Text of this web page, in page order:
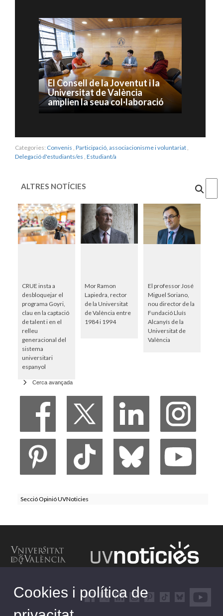
El Consell de la Joventut i la
Universitat de València
amplien la seua col·laboració
Categories: Convenis , Participació, associacionisme i voluntariat,
Delegació d'estudiants/es , Estudiant/a
ALTRES NOTÍCIES
CRUE insta a
desbloquejar el
programa Goyri,
clau en la captació
de talent i en el
relleu
generacional del
sistema
universitari
espanyol
Mor Ramon
Lapiedra, rector
de la Universitat
de València entre
1984 i 1994
El professor José
Miguel Soriano,
nou director de la
Fundació Lluís
Alcanyís de la
Universitat de
València
Cerca avançada
Secció Opinió UVNoticies
Cookies i política de